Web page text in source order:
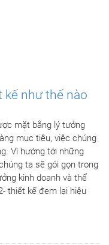
kế như thế nào
mặt bằng lý tưởng
mục tiêu, việc chúng
Vì hướng tới những
ta sẽ gói gọn trong
kinh doanh và thể
thiết kế đem lại hiệu